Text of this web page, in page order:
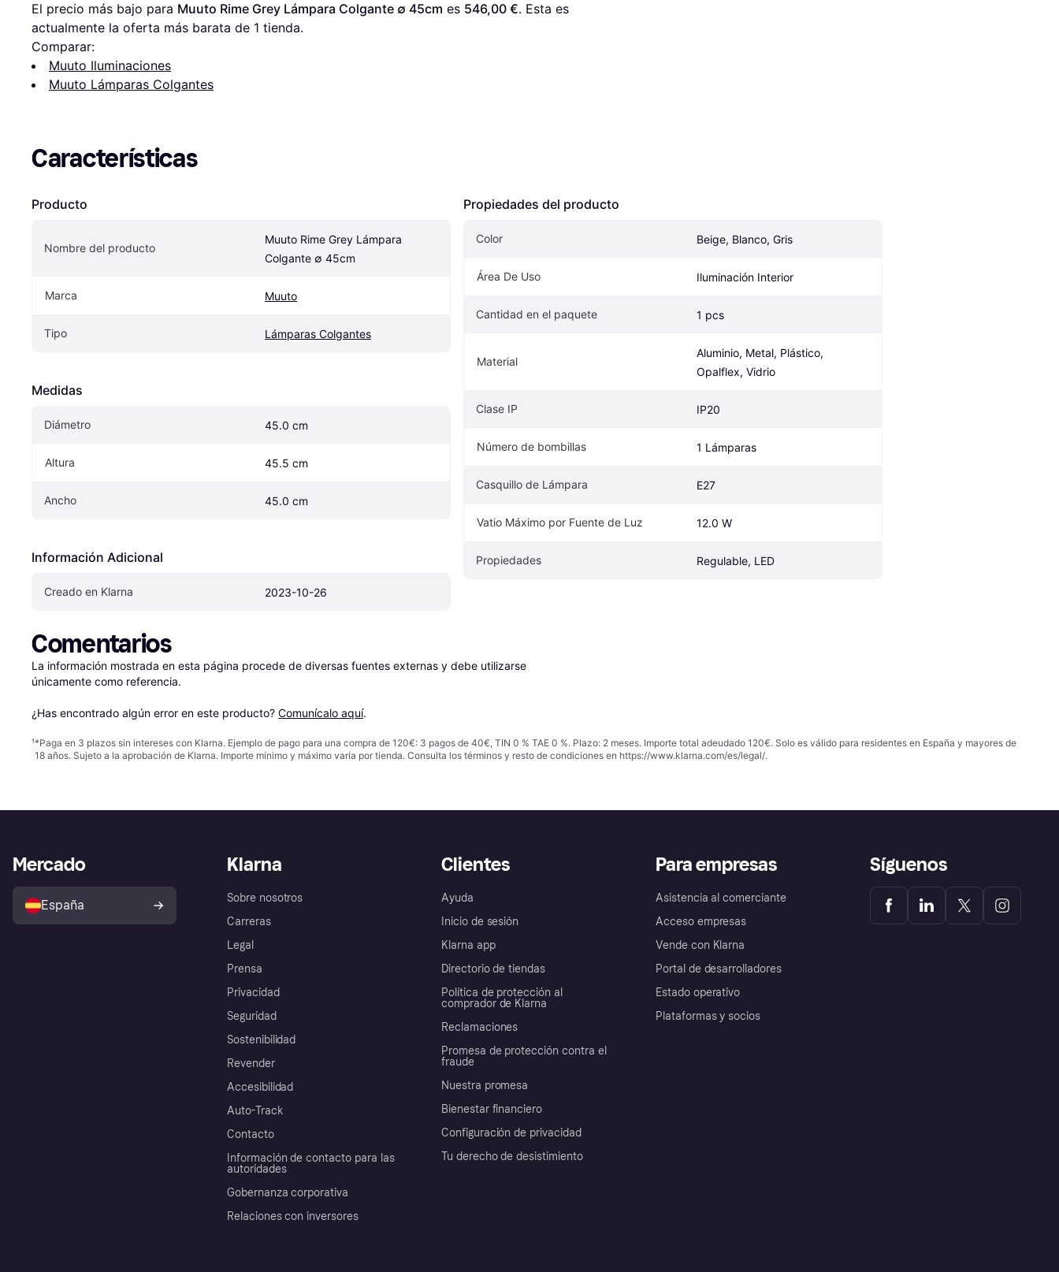
El precio más bajo para Muuto Rime Grey Lámpara Colgante ∅ 45cm es 546,00 €. Esta es
actualmente la oferta más barata de 1 tienda.
Comparar:
Muuto Iluminaciones
Muuto Lámparas Colgantes
Características
Producto
Nombre del producto
Muuto Rime Grey Lámpara
Colgante ∅ 45cm
Marca Muuto
Tipo Lámparas Colgantes
Medidas
Diámetro 45.0 cm
Altura 45.5 cm
Ancho 45.0 cm
Información Adicional
Creado en Klarna 2023-10-26
Propiedades del producto
Color Beige, Blanco, Gris
Área De Uso Iluminación Interior
Cantidad en el paquete 1 pcs
Material
Aluminio, Metal, Plástico,
Opalflex, Vidrio
Clase IP IP20
Número de bombillas 1 Lámparas
Casquillo de Lámpara E27
Vatio Máximo por Fuente de Luz 12.0 W
Propiedades Regulable, LED
Comentarios
La información mostrada en esta página procede de diversas fuentes externas y debe utilizarse
únicamente como referencia.
¿Has encontrado algún error en este producto? Comunícalo aquí.
¹*Paga en 3 plazos sin intereses con Klarna. Ejemplo de pago para una compra de 120€: 3 pagos de 40€, TIN 0 % TAE 0 %. Plazo: 2 meses. Importe total adeudado 120€. Solo es válido para residentes en España y mayores de
18 años. Sujeto a la aprobación de Klarna. Importe mínimo y máximo varía por tienda. Consulta los términos y resto de condiciones en https://www.klarna.com/es/legal/.
Klarna
Sobre nosotros
Carreras
Legal
Prensa
Privacidad
Seguridad
Sostenibilidad
Revender
Accesibilidad
Auto-Track
Contacto
Información de contacto para las
autoridades
Gobernanza corporativa
Relaciones con inversores
Clientes
Ayuda
Inicio de sesión
Klarna app
Directorio de tiendas
Política de protección al
comprador de Klarna
Reclamaciones
Promesa de protección contra el
fraude
Nuestra promesa
Bienestar financiero
Configuración de privacidad
Tu derecho de desistimiento
Para empresas
Asistencia al comerciante
Acceso empresas
Vende con Klarna
Portal de desarrolladores
Estado operativo
Plataformas y socios
Mercado
España
Síguenos